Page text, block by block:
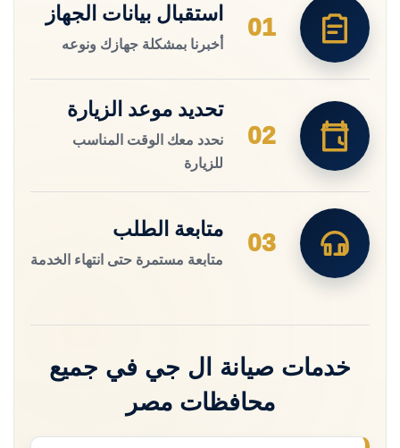
01
استقبال بيانات الجهاز
أخبرنا بمشكلة جهازك ونوعه
02
تحديد موعد الزيارة
نحدد معك الوقت المناسب
للزيارة
03
متابعة الطلب
متابعة مستمرة حتى انتهاء الخدمة
خدمات صيانة ال جي في جميع
محافظات مصر